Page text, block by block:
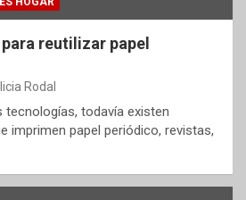
reutilizar papel
Rodal
tecnologías, todavía existen
imprimen papel periódico, revistas,